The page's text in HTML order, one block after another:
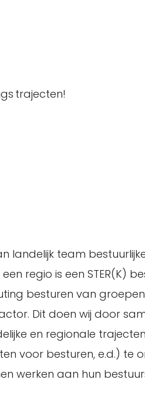
trajecten!
landelijk team
regio is een STER(K)
besturen van groepen
Dit doen wij door
en regionale
voor besturen, e.d.) te
werken aan hun